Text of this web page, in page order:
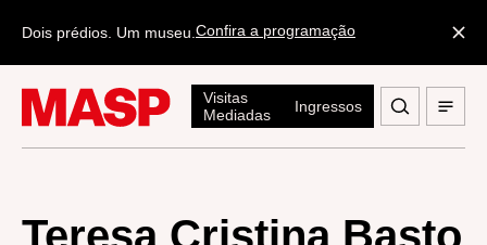
Dois prédios. Um museu. Confira a programação
Visitas
Mediadas
Ingressos
Teresa Cristina Basto